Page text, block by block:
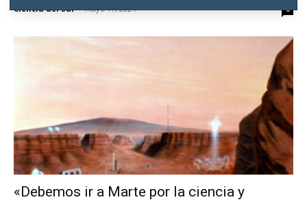
Ciencia del Sur - mayo 17, 2024 0
«Debemos ir a Marte por la ciencia y